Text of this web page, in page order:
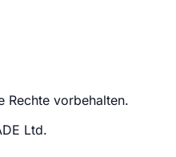
vorbehalten.
Ltd.